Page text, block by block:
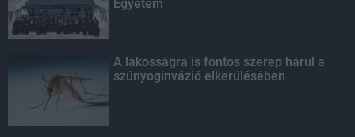
Egyetem
A lakosságra is fontos szerep hárul a
szúnyoginvázió elkerülésében